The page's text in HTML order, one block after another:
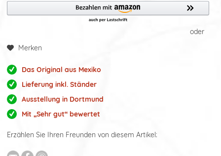
oder
Merken
Das Original aus Mexiko
Lieferung inkl. Ständer
Ausstellung in Dortmund
Mit „Sehr gut“ bewertet
Erzählen Sie Ihren Freunden von diesem Artikel: